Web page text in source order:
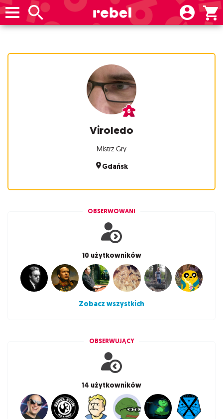
Viroledo
Mistrz Gry
Gdańsk
OBSERWOWANI
10 użytkowników
Zobacz wszystkich
OBSERWUJĄCY
14 użytkowników